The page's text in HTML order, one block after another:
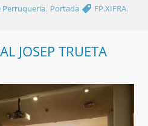
Perruqueria, Portada FP.XIFRA,
JOSEP TRUETA